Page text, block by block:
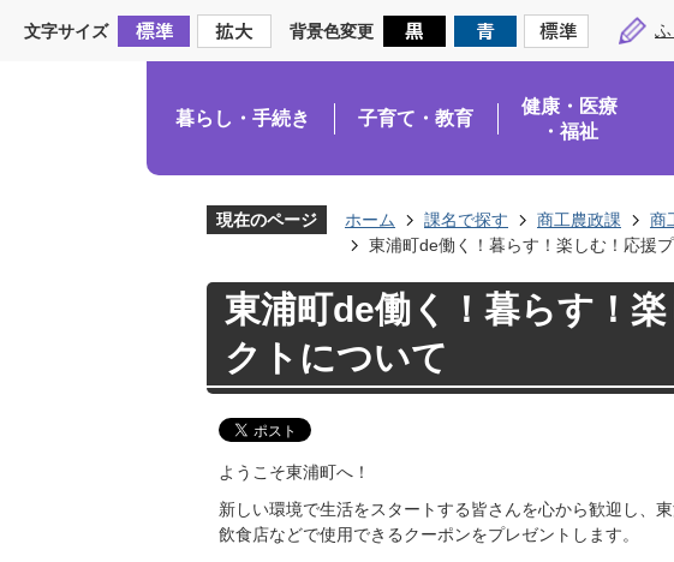
文字サイズ 背景色変更
暮らし・手続き 子育て・教育
健康・医療
・福祉
現在のページ ホーム 課名で探す 商工農政課 商
東浦町de働く！暮らす！楽しむ！応援
東浦町de働く！暮らす！
クトについて
ようこそ東浦町へ！
新しい環境で生活をスタートする皆さんを心から歓迎し、
飲食店などで使用できるクーポンをプレゼントします。